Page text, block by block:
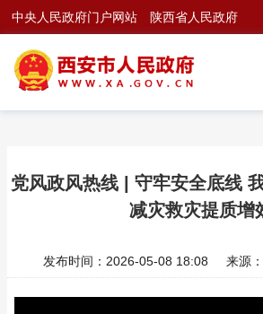
中央人民政府门户网站 陕西省人民政府
党风政风热线 | 守牢安全底线
减灾救灾提质增
发布时间：2026-05-08 18:08 来源